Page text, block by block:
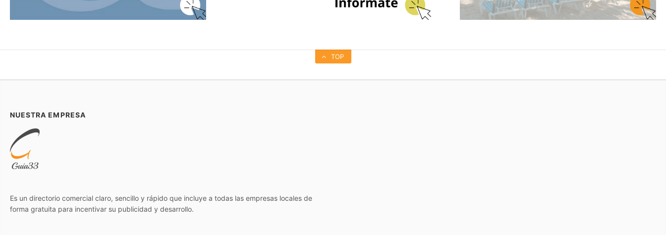
TOP
NUESTRA EMPRESA
Es un directorio comercial claro, sencillo y rápido que incluye a todas las empresas locales de
forma gratuita para incentivar su publicidad y desarrollo.